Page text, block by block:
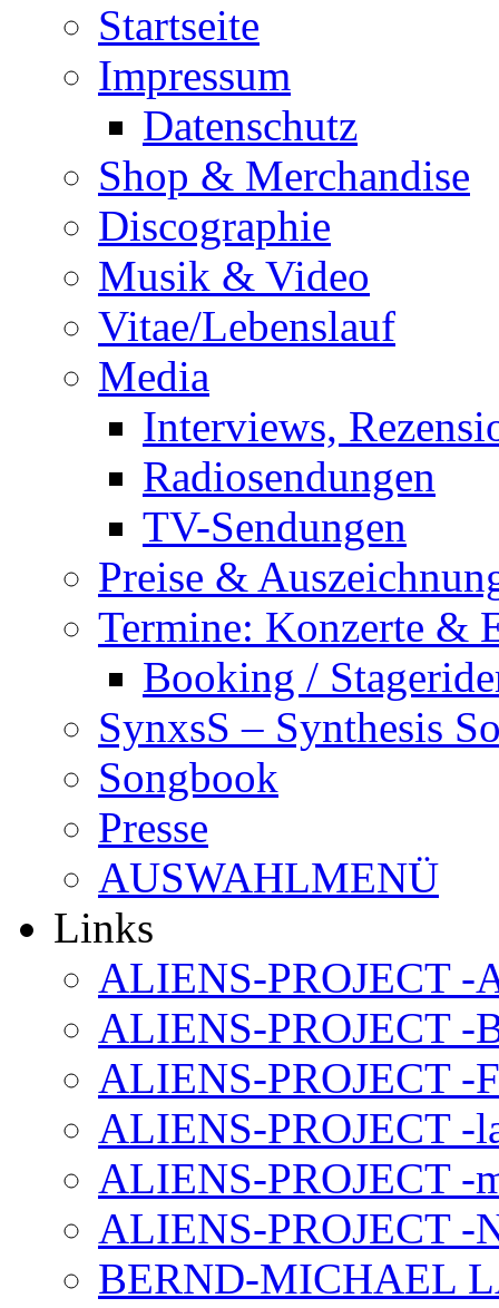
Startseite
Impressum
Datenschutz
Shop & Merchandise
Discographie
Musik & Video
Vitae/Lebenslauf
Media
Interviews,
Radiosendungen
TV-Sendungen
Preise &
Termine: Konzerte &
Booking /
SynxsS – Synthesis
Songbook
Presse
AUSWAHLMENÜ
Links
ALIENS-PROJECT -
ALIENS-PROJECT -
ALIENS-PROJECT -
ALIENS-PROJECT -
ALIENS-PROJECT -
ALIENS-PROJECT -
BERND-MICHAEL